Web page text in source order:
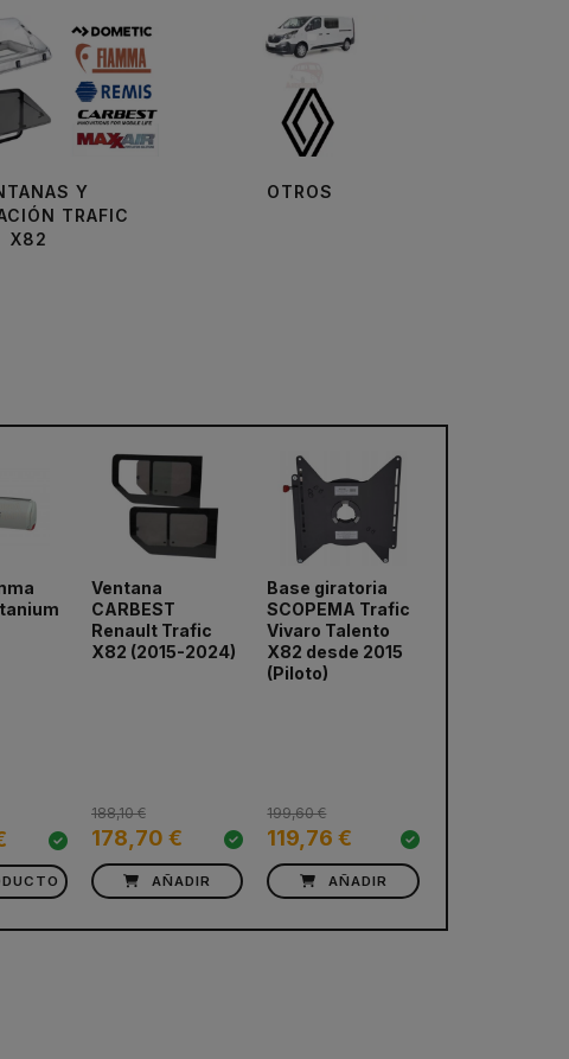
Y
TRAFIC
X82
OTROS
Ventana
CARBEST
Renault Trafic
X82 (2015-2024)
178,70 €
188,10 €
AÑADIR
Base giratoria
SCOPEMA Trafic
Vivaro Talento
X82 desde 2015
(Piloto)
119,76 €
199,60 €
AÑADIR